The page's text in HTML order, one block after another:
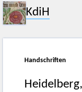
KdiH
Handschriften
Heidelberg,